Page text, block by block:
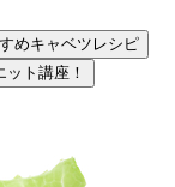
めキャベツレシピ
ット講座！